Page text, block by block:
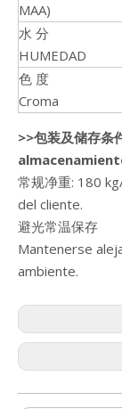
MAA)
水 分
HUMEDAD
色 度
Croma
>>包装及储存
常规净重: 180
del cliente.
避光常温保存
Mantenerse
ambiente.